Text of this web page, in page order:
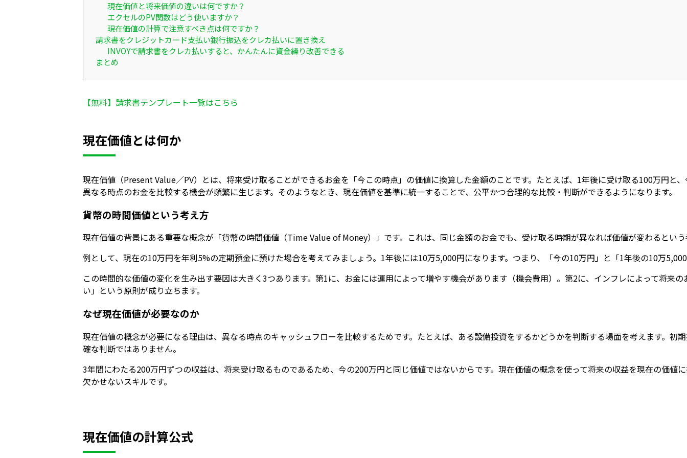
現在価値と将来価値の違いは何ですか？
エクセルのPV関数はどう使いますか？
現在価値の計算で注意すべき点は何ですか？
請求書をクレジットカード支払い銀行振込をクレカ払いに置き換え
INVOYで請求書をクレカ払いすると、かんたんに資金繰り改善できる
まとめ
【無料】請求書テンプレート一覧はこちら
現在価値とは何か
現在価値（Present Value／PV）とは、将来受け取ることができるお金を「今この時点」の価値に換算した金額のことです。たとえば、1年後に受け取る100万円
異なる時点のお金を比較する機会が頻繁に生じます。そのようなとき、現在価値を基準に統一することで、公平かつ合理的な比較・判断ができるようになります。
貨幣の時間価値という考え方
現在価値の背景にある重要な概念が「貨幣の時間価値（Time Value of Money）」です。これは、同じ金額のお金でも、受け取る時期が異なれば価値が変わるとい
例として、現在の10万円を年利5%の定期預金に預けた場合を考えてみましょう。1年後には10万5,000円になります。つまり、「今の10万円」と「1年後の10万
この時間的な価値の変化を生み出す要因は大きく3つあります。第1に、お金には運用によって増やす機会があります（機会費用）。第2に、インフレによって将
い」という原則が成り立ちます。
なぜ現在価値が必要なのか
現在価値の概念が必要になる理由は、異なる時点のキャッシュフローを比較するためです。たとえば、ある設備投資をするかどうかを判断する場面を考えます。
確な判断ではありません。
3年間にわたる200万円ずつの収益は、将来受け取るものであるため、今の200万円と同じ価値ではないからです。現在価値の概念を使って将来の収益を現在の価
欠かせないスキルです。
現在価値の計算公式